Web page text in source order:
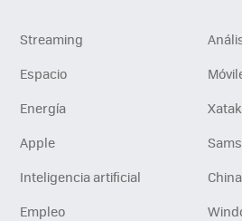
Streaming
Espacio
Energía
Apple
Inteligencia artificial
China
Empleo